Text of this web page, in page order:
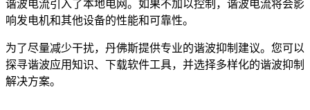
谐波电流引入了本地电网。如果不加以控制，谐波电流将会影
响发电机和其他设备的性能和可靠性。
为了尽量减少干扰，丹佛斯提供专业的谐波抑制建议。您可以
探寻谐波应用知识、下载软件工具，并选择多样化的谐波抑制
解决方案。